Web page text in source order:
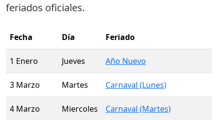
feriados oficiales.
Fecha Día Feriado
1 Enero Jueves Año Nuevo
3 Marzo Martes Carnaval (Lunes)
4 Marzo Miercoles Carnaval (Martes)